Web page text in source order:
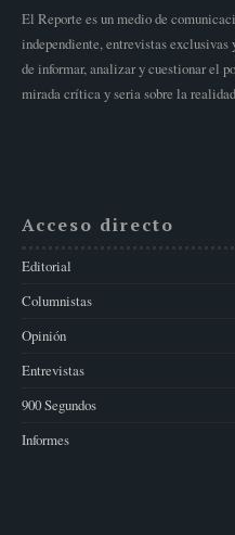
El Reporte es un medio de
independiente, entrevistas
de informar, analizar y cuestionar el
mirada crítica y seria sobre la
Acceso directo
Editorial
Columnistas
Opinión
Entrevistas
900 Segundos
Informes